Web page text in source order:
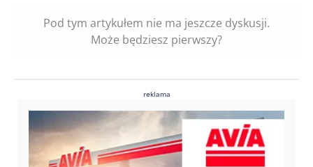
Pod tym artykułem nie ma jeszcze dyskusji.
Może będziesz pierwszy?
reklama